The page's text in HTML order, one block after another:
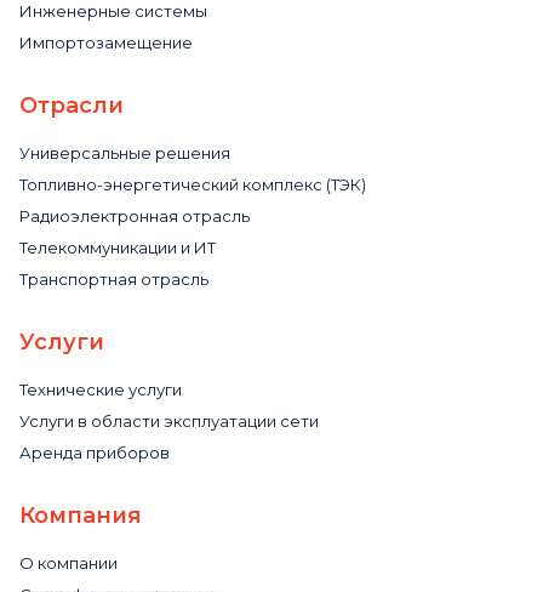
Инженерные системы
Импортозамещение
Отрасли
Универсальные решения
Топливно-энергетический комплекс (ТЭК)
Радиоэлектронная отрасль
Телекоммуникации и ИТ
Транспортная отрасль
Услуги
Технические услуги
Услуги в области эксплуатации сети
Аренда приборов
Компания
О компании